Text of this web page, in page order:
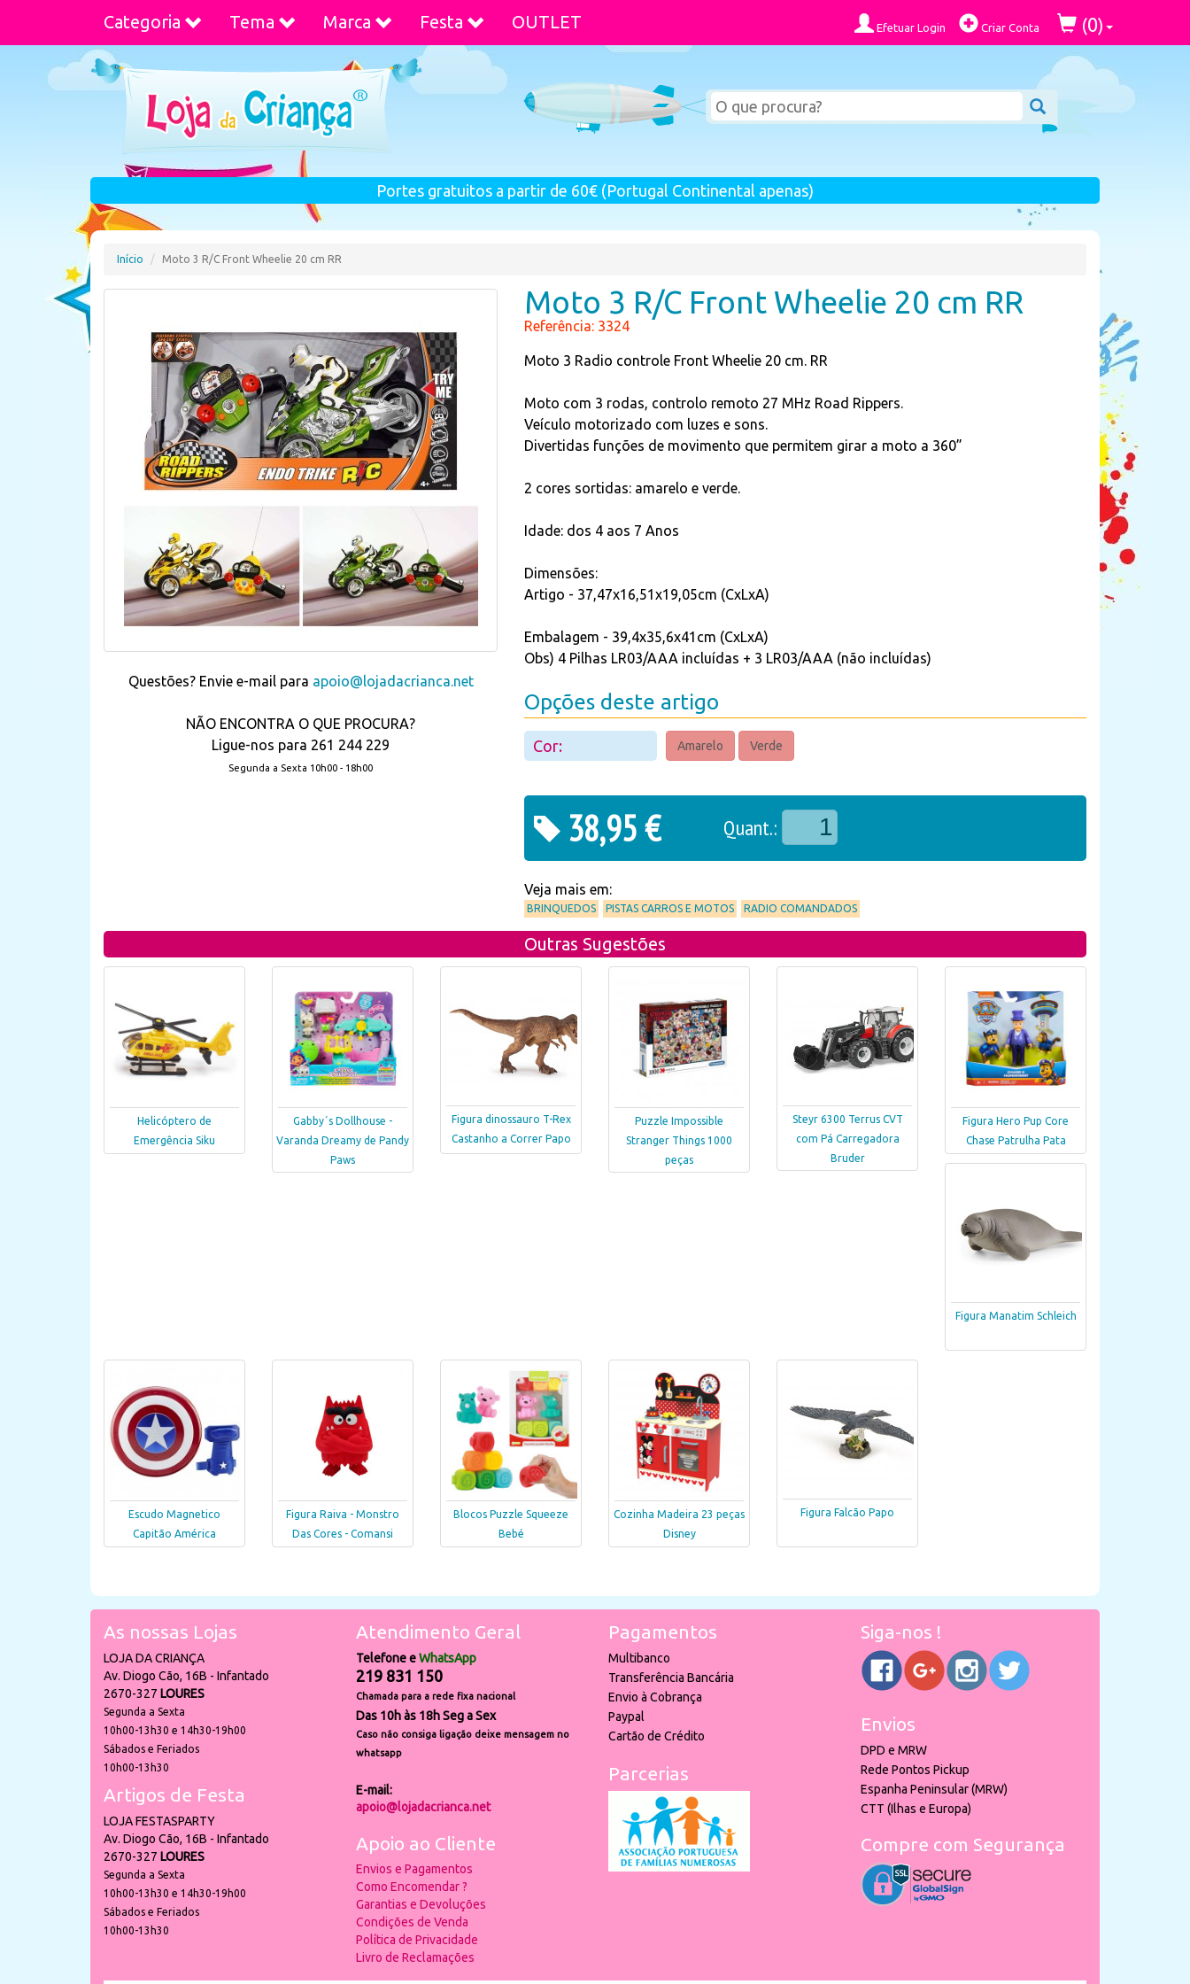
Categoria Tema Marca Festa OUTLET Efetuar Login Criar Conta (0)
Portes gratuitos a partir de 60€ (Portugal Continental apenas)
Início Moto 3 R/C Front Wheelie 20 cm RR
Questões? Envie e-mail para apoio@lojadacrianca.net
NÃO ENCONTRA O QUE PROCURA?
Ligue-nos para 261 244 229
Segunda a Sexta 10h00 - 18h00
Moto 3 R/C Front Wheelie 20 cm RR
Referência: 3324
Moto 3 Radio controle Front Wheelie 20 cm. RR
Moto com 3 rodas, controlo remoto 27 MHz Road Rippers.
Veículo motorizado com luzes e sons.
Divertidas funções de movimento que permitem girar a moto a 360”
2 cores sortidas: amarelo e verde.
Idade: dos 4 aos 7 Anos
Dimensões:
Artigo - 37,47x16,51x19,05cm (CxLxA)
Embalagem - 39,4x35,6x41cm (CxLxA)
Obs) 4 Pilhas LR03/AAA incluídas + 3 LR03/AAA (não incluídas)
Opções deste artigo
Cor: Amarelo Verde
38,95 € Quant.:
Veja mais em:
BRINQUEDOS PISTAS CARROS E MOTOS RADIO COMANDADOS
Outras Sugestões
Helicóptero de
Emergência Siku
Gabby´s Dollhouse -
Varanda Dreamy de Pandy
Paws
Figura dinossauro T-Rex
Castanho a Correr Papo
Puzzle Impossible
Stranger Things 1000
peças
Steyr 6300 Terrus CVT
com Pá Carregadora
Bruder
Figura Hero Pup Core
Chase Patrulha Pata
Figura Manatim Schleich
Escudo Magnetico
Capitão América
Figura Raiva - Monstro
Das Cores - Comansi
Blocos Puzzle Squeeze
Bebé
Cozinha Madeira 23 peças
Disney
Figura Falcão Papo
As nossas Lojas
LOJA DA CRIANÇA
Av. Diogo Cão, 16B - Infantado
2670-327 LOURES
Segunda a Sexta
10h00-13h30 e 14h30-19h00
Sábados e Feriados
10h00-13h30
Artigos de Festa
LOJA FESTASPARTY
Av. Diogo Cão, 16B - Infantado
2670-327 LOURES
Segunda a Sexta
10h00-13h30 e 14h30-19h00
Sábados e Feriados
10h00-13h30
Atendimento Geral
Telefone eWhatsApp
219 831 150
Chamada para a rede fixa nacional
Das 10h às 18h Seg a Sex
Caso não consiga ligação deixe mensagem no
whatsapp
E-mail:
apoio@lojadacrianca.net
Apoio ao Cliente
Envios e Pagamentos
Como Encomendar ?
Garantias e Devoluções
Condições de Venda
Política de Privacidade
Livro de Reclamações
Pagamentos
Multibanco
Transferência Bancária
Envio à Cobrança
Paypal
Cartão de Crédito
Parcerias
Siga-nos !
Envios
DPD e MRW
Rede Pontos Pickup
Espanha Peninsular (MRW)
CTT (Ilhas e Europa)
Compre com Segurança